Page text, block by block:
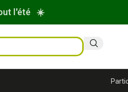
l'été ☀️